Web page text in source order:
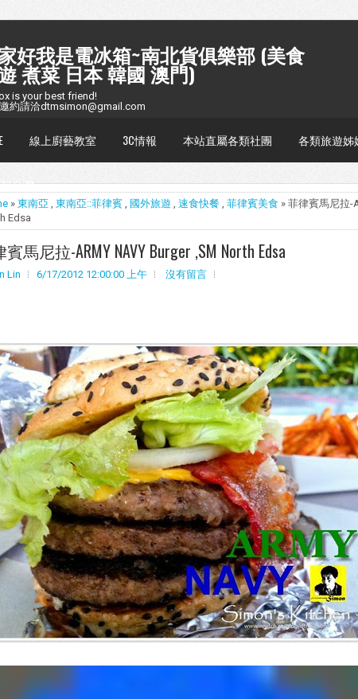
好我是電冰箱~南北貨俱樂部 (美食
煮菜 日本 韓國 澳門)
is your best friend!
約請洽dtmsimon@gmail.com
線上廚藝教室 3C情報 本站直屬各類社團 各類旅遊姊
台灣
» 東南亞 , 東南亞::菲律賓 , 國外旅遊 , 速食快餐 , 菲律賓美食 » 菲律賓馬尼拉-
Edsa
馬尼拉-ARMY NAVY Burger ,SM North Edsa
Lin 6/17/2012 12:00:00 上午 沒有留言